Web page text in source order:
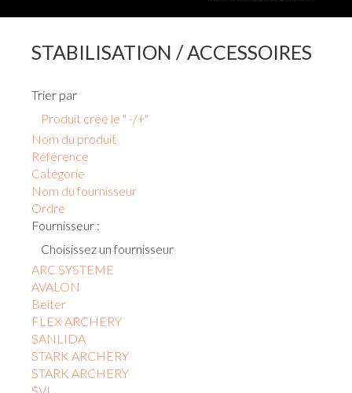
STABILISATION / ACCESSOIRES
Trier par
Produit créé le " -/+"
Nom du produit
Référence
Catégorie
Nom du fournisseur
Ordre
Fournisseur :
Choisissez un fournisseur
ARC SYSTEME
AVALON
Beiter
FLEX ARCHERY
SANLIDA
STARK ARCHERY
STARK ARCHERY
SVL